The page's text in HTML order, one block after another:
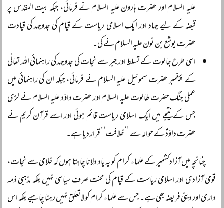
علیہ السلام اور حضرت ہارون علیہ السلام نے فرمائی، جبکہ بیت المقدس پر
قبضہ کے لیے جہاد اور ایک اسلامی ریاست کے قیام کی جدوجہد کی قیادت
حضرت یوشع بن نون علیہ السلام نے کی۔
اسی طرح جالوت کے تسلط اور جبر سے نجات کی جدوجہد کی راہنمائی اللہ تعالٰی
کے پیغمبر حضرت سموئیل علیہ السلام نے فرمائی، جبکہ ان کی راہنمائی میں
عملی جنگ حضرت طالوت علیہ السلام اور حضرت داؤد علیہ السلام نے لڑی
جس کے نتیجے میں ایک اسلامی ریاست قائم ہوئی اور اسے قرآن کریم نے
حضرت داؤدؑ کے حوالہ سے ’’خلافت‘‘ قرار دیا ہے۔
چنانچہ میں آزادکشمیر کے علماء کرام کو یہ یاد دلانا چاہتا ہوں کہ غلامی سے نجات،
قومی آزادی اور اسلامی ریاست کے قیام کی محنت صرف سیاسی نہیں بلکہ مذہبی ذمہ
داری اور دینی فریضہ بھی ہے۔ جس سے علماء کرام کو لاتعلق نہیں رہنا چاہیے بلکہ اس